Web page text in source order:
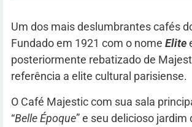
Um dos mais deslumbrantes cafés
Fundado em 1921 com o nome Elite
posteriormente rebatizado de
referência a elite cultural parisiense.
O Café Majestic com sua sala
“Belle Époque” e seu delicioso jardim